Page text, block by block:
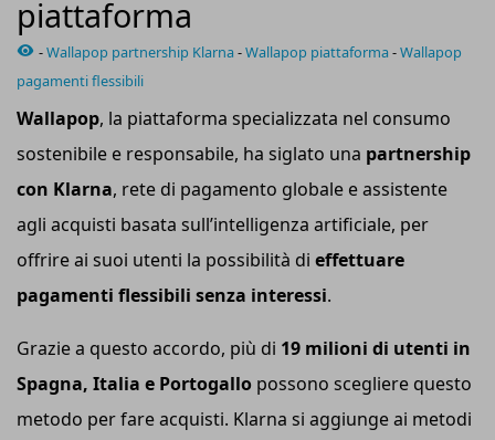
piattaforma
-Wallapop partnership Klarna-Wallapop piattaforma-Wallapop
pagamenti flessibili
Wallapop, la piattaforma specializzata nel consumo
sostenibile e responsabile, ha siglato una partnership
con Klarna, rete di pagamento globale e assistente
agli acquisti basata sull’intelligenza artificiale, per
offrire ai suoi utenti la possibilità di effettuare
pagamenti flessibili senza interessi.
Grazie a questo accordo, più di 19 milioni di utenti in
Spagna, Italia e Portogallo possono scegliere questo
metodo per fare acquisti. Klarna si aggiunge ai metodi